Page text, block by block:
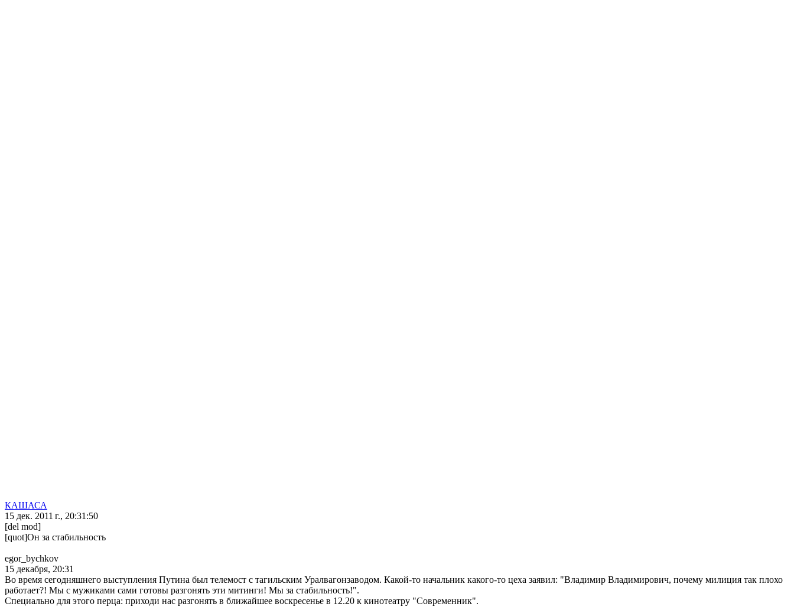
КАШАСА
15 дек. 2011 г., 20:31:50
[del mod]
[quot]Он за стабильность
egor_bychkov
15 декабря, 20:31
Во время сегодняшнего выступления Путина был телемост с тагильским Уралвагонзаводом. Какой-то начальник какого-то цеха заявил: "Владимир Владимирович, почему милиция так плохо
работает?! Мы с мужиками сами готовы разгонять эти митинги! Мы за стабильность!".
Специально для этого перца: приходи нас разгонять в ближайшее воскресенье в 12.20 к кинотеатру "Современник".